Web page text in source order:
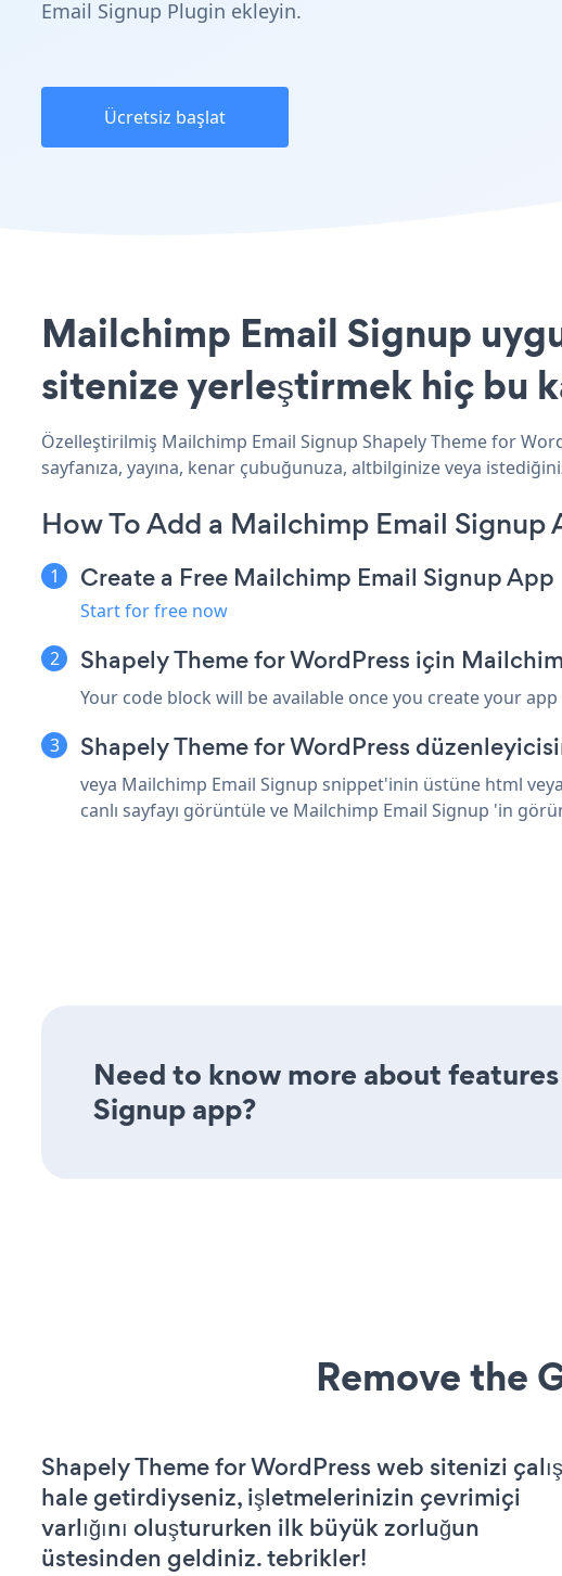
Email Signup Plugin ekleyin.
Ücretsiz başlat
Mailchimp Email Signup
sitenize yerleştirmek hiç bu
Özelleştirilmiş Mailchimp Email Signup Shapely Theme for
sayfanıza, yayına, kenar çubuğunuza, altbilginize veya
How To Add a Mailchimp Email
Create a Free Mailchimp Email Signup App
Start for free now
Shapely Theme for WordPress için
Your code block will be available once you create your app
Shapely Theme for WordPress
veya Mailchimp Email Signup snippet'inin üstüne html
canlı sayfayı görüntüle ve Mailchimp Email Signup 'in
Need to know more about
Signup app?
Remove the
Shapely Theme for WordPress web sitenizi
hale getirdiyseniz, işletmelerinizin çevrimiçi
varlığını oluştururken ilk büyük zorluğun
üstesinden geldiniz. tebrikler!